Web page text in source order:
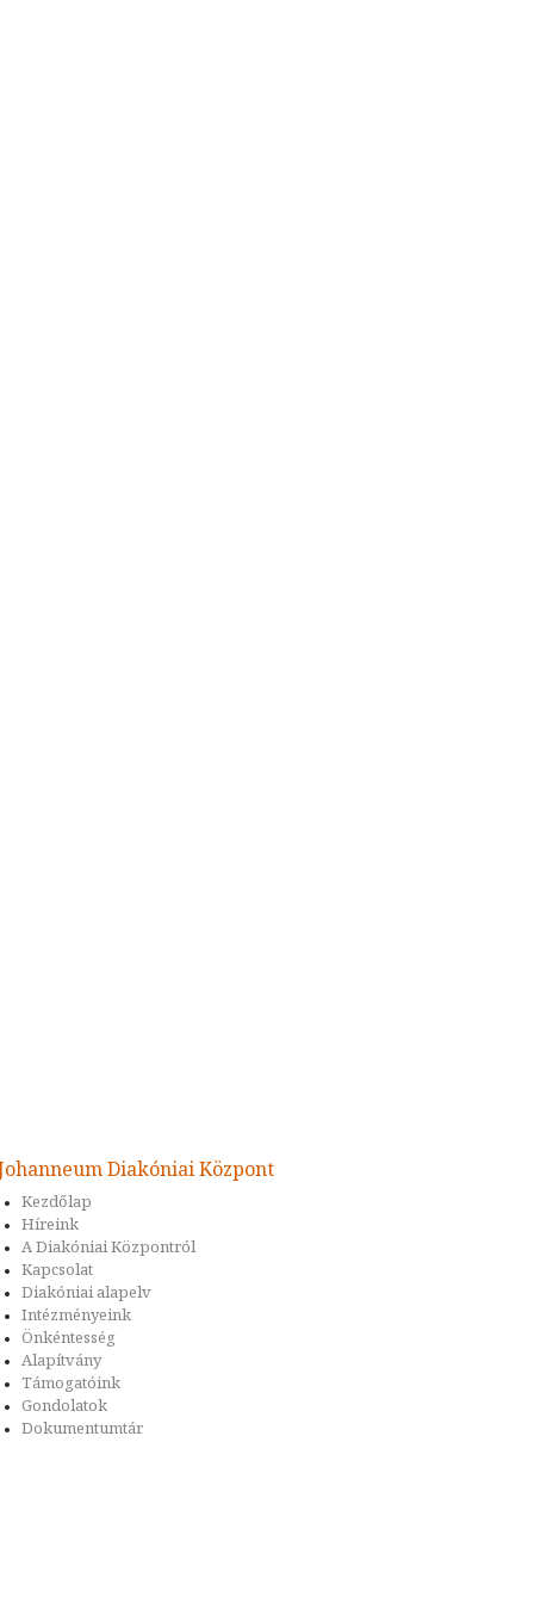
Diakóniai Központ
Kezdőlap
Híreink
A Diakóniai Központról
Kapcsolat
Diakóniai alapelv
Intézményeink
Önkéntesség
Alapítvány
Támogatóink
Gondolatok
Dokumentumtár